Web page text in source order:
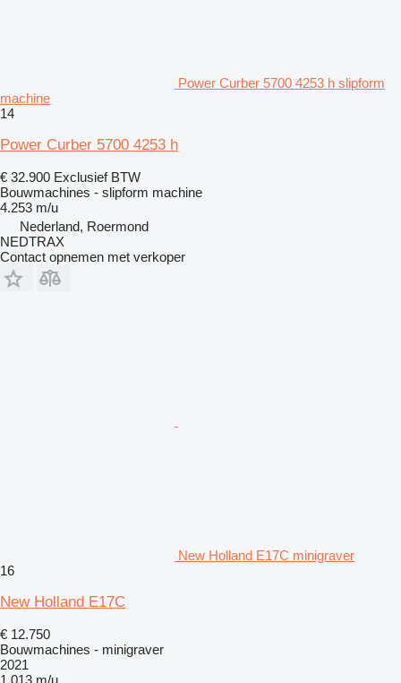
Power Curber 5700 4253 h slipform
machine
14
Power Curber 5700 4253 h
€ 32.900 Exclusief BTW
Bouwmachines - slipform machine
4.253 m/u
Nederland, Roermond
NEDTRAX
Contact opnemen met verkoper
New Holland E17C minigraver
16
New Holland E17C
€ 12.750
Bouwmachines - minigraver
2021
1.013 m/u